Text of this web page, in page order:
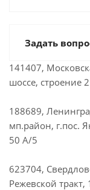
Задать
141407,
шоссе, строение 2
188689,
мп.район, г.пос.
50 А/5
623704,
Режевской тракт,